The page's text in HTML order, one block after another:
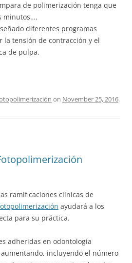
de polimerización tenga que
minutos….
diferentes programas
la tensión de contracción y el
de pulpa.
on November 25, 2016.
ramificaciones clínicas de
ayudará a los
para su práctica.
adheridas en odontología
incluyendo el número